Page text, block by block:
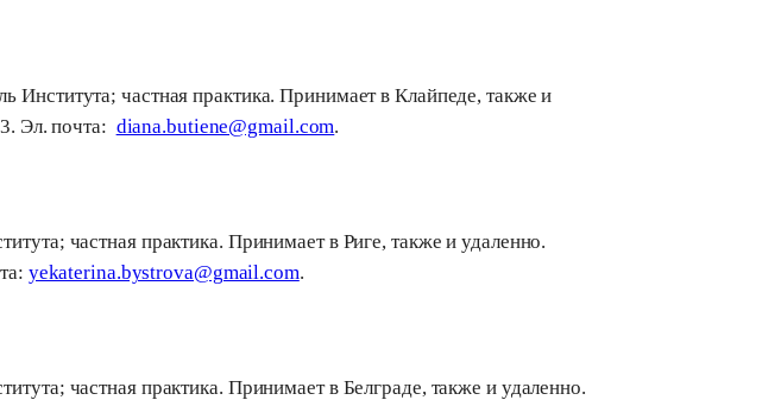
Института; частная практика. Принимает в Клайпеде, также и
Эл. почта: diana.butiene@gmail.com.
частная практика. Принимает в Риге, также и удаленно.
yekaterina.bystrova@gmail.com.
частная практика. Принимает в Белграде, также и удаленно.